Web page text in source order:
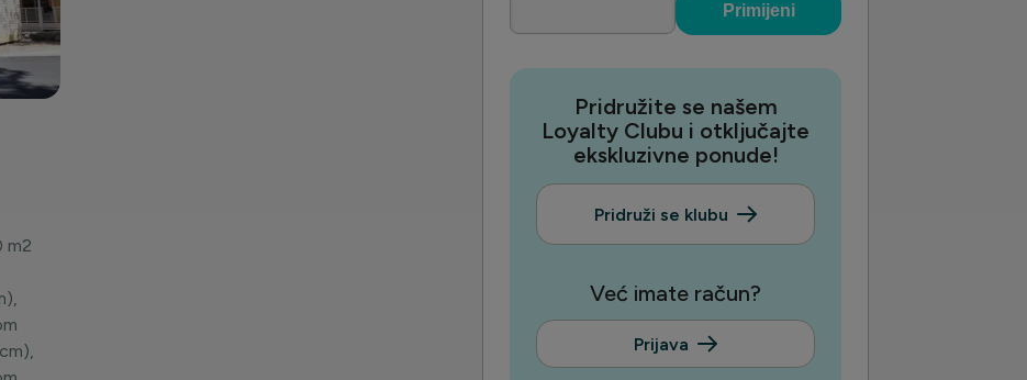
m2
Primijeni
Pridružite se našem
Loyalty Clubu i otključajte
ekskluzivne ponude!
Pridruži se klubu
Već imate račun?
Prijava